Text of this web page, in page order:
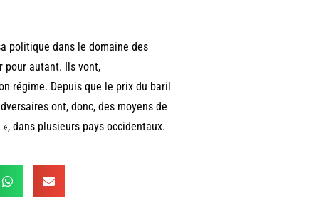
politique dans le domaine des
pour autant. Ils vont,
régime. Depuis que le prix du baril
ont, donc, des moyens de
dans plusieurs pays occidentaux.